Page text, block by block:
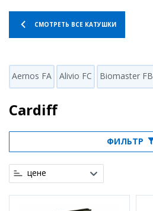
СМОТРЕТЬ ВСЕ КАТУШКИ
Aernos FA Alivio FC Biomaster FB
Cardiff
ФИЛЬТР
цене